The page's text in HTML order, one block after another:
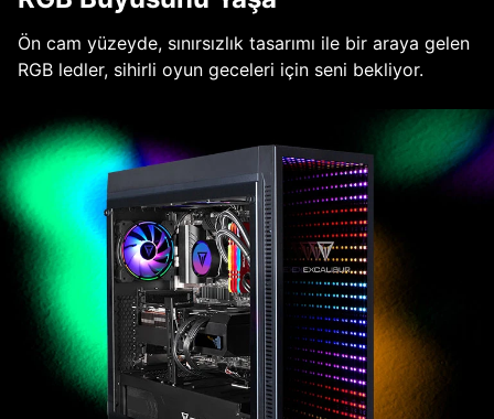
Ön cam yüzeyde, sınırsızlık tasarımı ile bir araya gelen
RGB ledler, sihirli oyun geceleri için seni bekliyor.